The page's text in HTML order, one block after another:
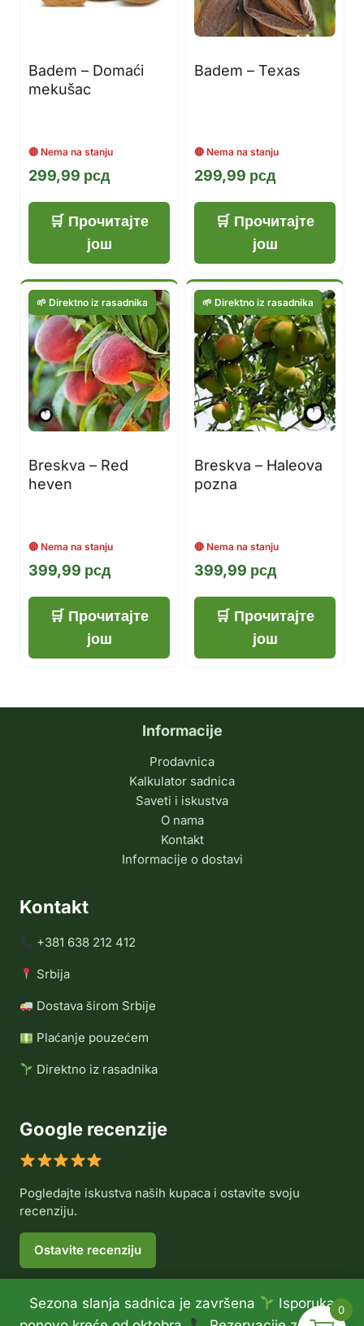
Sezona slanja sadnica je završena
Isporuka
Badem – Domaći
mekušac
299,99 рсд
Прочитајте
још
Badem – Texas
299,99 рсд
Прочитајте
још
Breskva – Red
heven
399,99 рсд
Прочитајте
још
Breskva – Haleova
pozna
399,99 рсд
Прочитајте
још
Informacije
Prodavnica
Kalkulator sadnica
Saveti i iskustva
O nama
Kontakt
Informacije o dostavi
Kontakt
+381 638 212 412
Srbija
Dostava širom Srbije
Plaćanje pouzećem
Direktno iz rasadnika
Google recenzije
Pogledajte iskustva naših kupaca i ostavite svoju
recenziju.
Ostavite recenziju
© 2026 Rasadnik Voće Delux •Politika privatnosti•
0